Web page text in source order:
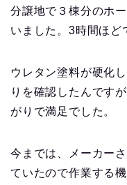
分譲地で３棟分のホ
いました。3時間ほど
ウレタン塗料が硬化
りを確認したんです
がりで満足でした。
今までは、メーカー
ていたので作業する